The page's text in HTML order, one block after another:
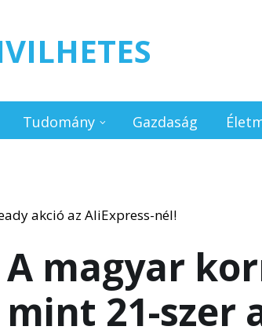
Tudomány Gazdaság
A magyar
mint 21-szer